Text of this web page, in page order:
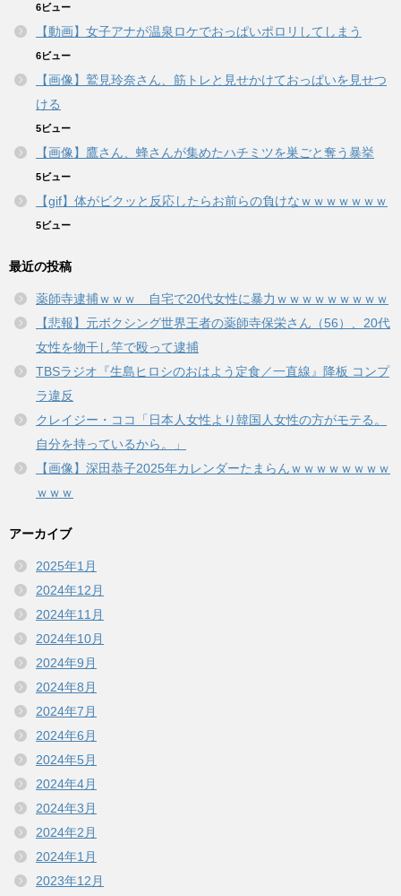
6ビュー
【動画】女子アナが温泉ロケでおっぱいポロリしてしまう
6ビュー
【画像】鷲見玲奈さん、筋トレと見せかけておっぱいを見せつ
ける
5ビュー
【画像】鷹さん、蜂さんが集めたハチミツを巣ごと奪う暴挙
5ビュー
【gif】体がビクッと反応したらお前らの負けなｗｗｗｗｗｗｗ
5ビュー
最近の投稿
薬師寺逮捕ｗｗｗ 自宅で20代女性に暴力ｗｗｗｗｗｗｗｗｗ
【悲報】元ボクシング世界王者の薬師寺保栄さん（56）、20代
女性を物干し竿で殴って逮捕
TBSラジオ『生島ヒロシのおはよう定食／一直線』降板 コンプ
ラ違反
クレイジー・ココ「日本人女性より韓国人女性の方がモテる。
自分を持っているから。」
【画像】深田恭子2025年カレンダーたまらんｗｗｗｗｗｗｗｗ
ｗｗｗ
アーカイブ
2025年1月
2024年12月
2024年11月
2024年10月
2024年9月
2024年8月
2024年7月
2024年6月
2024年5月
2024年4月
2024年3月
2024年2月
2024年1月
2023年12月